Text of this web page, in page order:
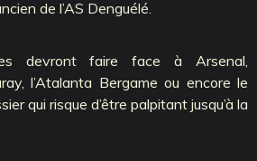
de l’AS Denguélé.
devront faire face à Arsenal,
l’Atalanta Bergame ou encore le
qui risque d’être palpitant jusqu’à la